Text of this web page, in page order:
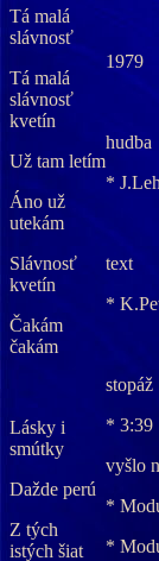
Tá malá
slávnosť
Tá malá
slávnosť
kvetín
Už tam letím
Áno už
utekám
Slávnosť
kvetín
Čakám
čakám
Lásky i
smútky
Dažde perú
Z tých
istých šiat
1979
hudba
*
text
*
stopáž
* 3:39
vyšlo
*
*